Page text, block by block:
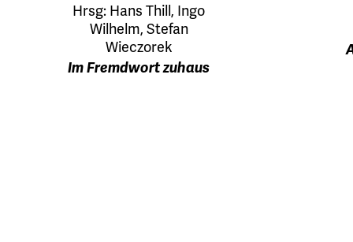
Hrsg: Hans Thill, Ingo
Wilhelm, Stefan
Wieczorek
Im Fremdwort zuhaus